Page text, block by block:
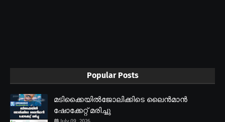
Popular Posts
മടിക്കൈയിൽജോലിക്കിടെ ലൈൻമാൻ
ഷോക്കേറ്റ് മരിച്ചു